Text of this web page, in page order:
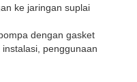
ke jaringan suplai
dengan gasket
penggunaan